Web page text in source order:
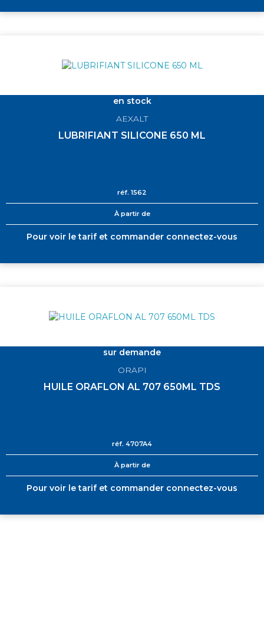
en stock
AEXALT
LUBRIFIANT SILICONE 650 ML
réf. 1562
À partir de
Pour voir le tarif et commander connectez-vous
sur demande
ORAPI
HUILE ORAFLON AL 707 650ML TDS
réf. 4707A4
À partir de
Pour voir le tarif et commander connectez-vous